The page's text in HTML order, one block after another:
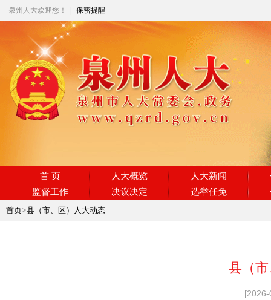
泉州人大欢迎您！ 保密提醒
首 页 人大概览 人大新闻
监督工作
决议决定 选举任免
首页>县（市、区）人大动态
县（